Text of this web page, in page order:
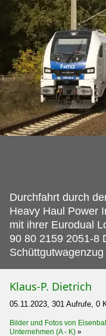
Durchfahrt durch
Heavy Haul Power
mit ihrer Eurodual
90 80 2159 2051-8
Klaus-P. Dietrich
05.11.2023, 301 Aufrufe, 0
Bilder und Fotos von
Unternehmen (A - K) »